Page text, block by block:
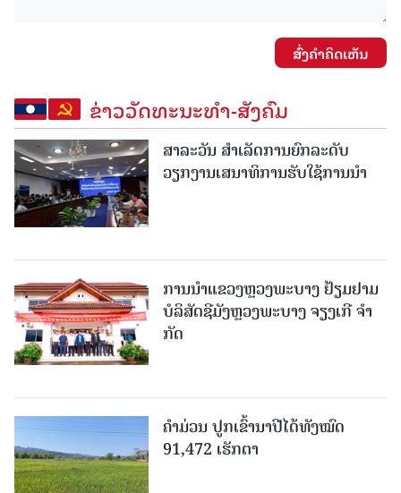
ສົ່ງຄໍາຄິດເຫັນ
ຂ່າວວັດທະນະທຳ-ສັງຄົມ
ສາລະວັນ ສໍາເລັດການຍົກລະດັບ
ວຽກງານເສນາທິການຮັບໃຊ້ການນໍາ
ການນຳແຂວງຫຼວງພະບາງ ຢ້ຽມ​ຢາມ
ບໍ​ລິ​ສັດຊີມັງຫຼວງພະບາງ ຈຽງເກີ ຈໍາ
ກັດ
ຄໍາມ່ວນ ປູກເຂົ້ານາປີໄດ້ທັງໝົດ
91,472 ເຮັກຕາ